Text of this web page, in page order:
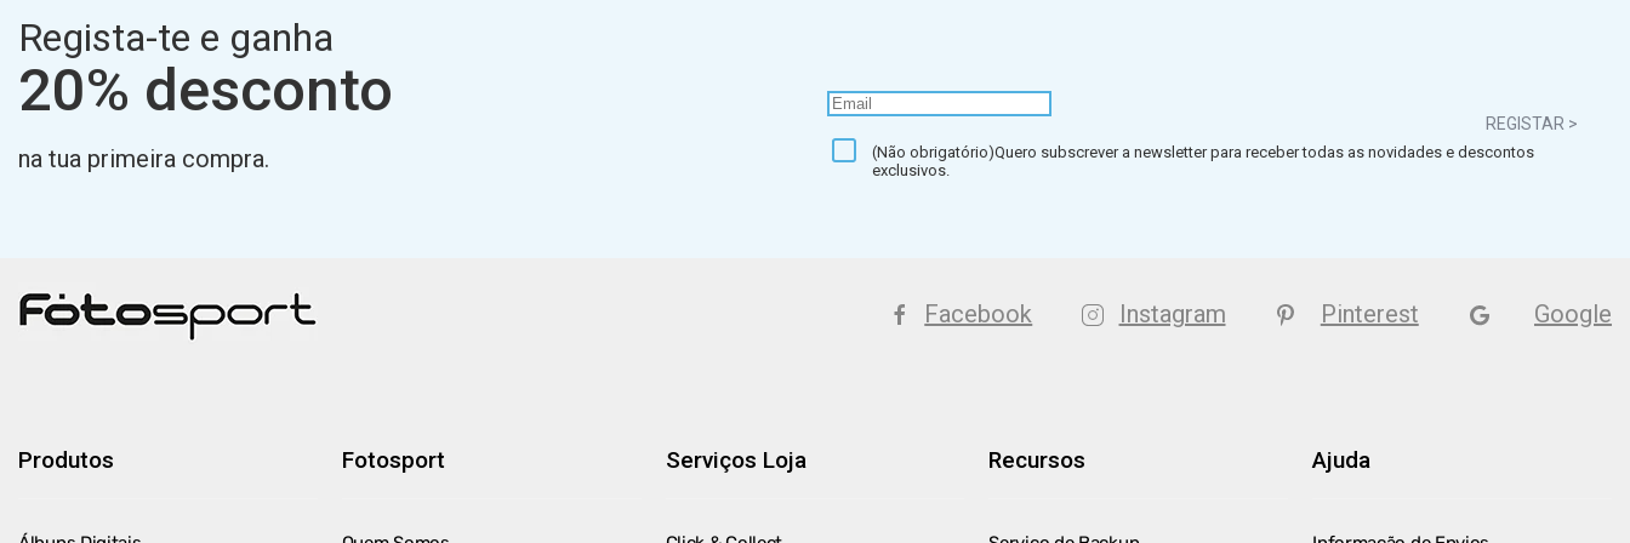
Regista-te e ganha
20% desconto
na tua primeira compra.
REGISTAR >
(Não obrigatório)Quero subscrever a newsletter para receber todas as novidades e descontos
exclusivos.
Facebook Instagram Pinterest Google
Produtos Fotosport Serviços Loja Recursos Ajuda